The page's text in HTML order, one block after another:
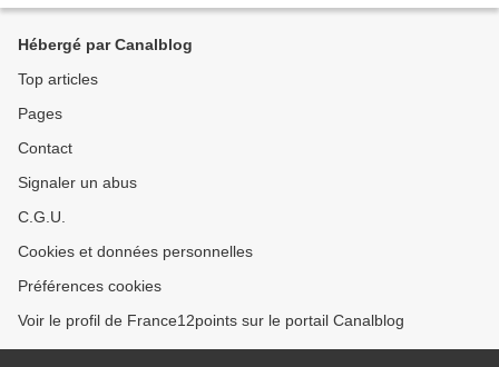
Hébergé par Canalblog
Top articles
Pages
Contact
Signaler un abus
C.G.U.
Cookies et données personnelles
Préférences cookies
Voir le profil de France12points sur le portail Canalblog